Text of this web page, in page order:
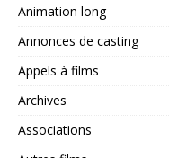
Animation long
Annonces de casting
Appels à films
Archives
Associations